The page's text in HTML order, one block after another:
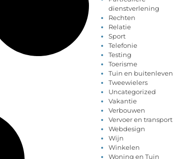
dienstverlening
Rechten
Relatie
Sport
Telefonie
Testing
Toerisme
Tuin en buitenleven
Tweewielers
Uncategorized
Vakantie
Verbouwen
Vervoer en transport
Webdesign
Wijn
Winkelen
Woning en Tuin